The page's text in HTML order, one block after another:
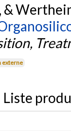
&
externe
Liste